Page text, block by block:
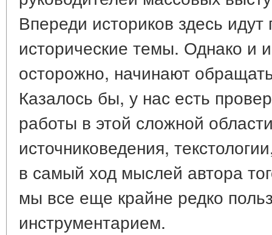
Впереди историков здесь
исторические темы. Однако и
осторожно, начинают
Казалось бы, у нас есть
работы в этой сложной
источниковедения,
в самый ход мыслей автора
мы все еще крайне редко
инструментарием.